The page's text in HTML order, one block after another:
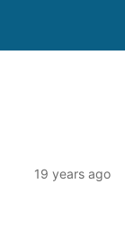
19 years ago